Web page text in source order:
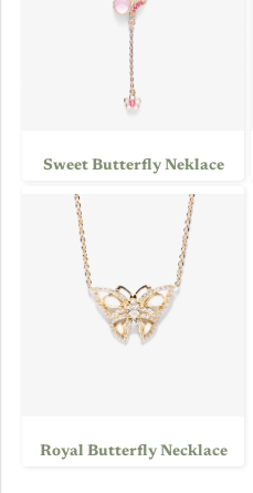
Sweet Butterfly Neklace
Royal Butterfly Necklace